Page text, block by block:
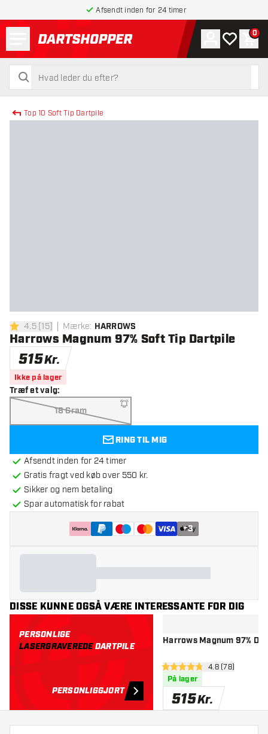
Afsendt inden for 24 timer
tilbage til forsiden
søg
søg
Konto
Min 0
Top 10 Soft Tip Dartpile
4.5 bedømmelsesstjerner
4.5[15] Mærke: HARROWS
Harrows Magnum 97% Soft Tip Dartpile
515Kr.
Ikke på lager
Træf et valg:
18 Gram
RING TIL MIG
Afsendt inden for 24 timer
Gratis fragt ved køb over 550 kr.
Sikker og nem betaling
Spar automatisk for rabat
+3
DISSE KUNNE OGSÅ VÆRE INTERESSANTE FOR DIG
PERSONLIGE
LASERGRAVEREDEDARTPILE
PERSONLIGGJORT
Harrows Magnum 97%
åbn
4.8 bedømmelsesstjerner
4.8 (78)
På lager
515Kr.